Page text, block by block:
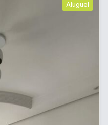
Aluguel